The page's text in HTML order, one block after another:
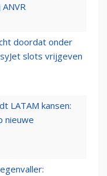
doordat onder
slots vrijgeven
LATAM kansen:
nieuwe